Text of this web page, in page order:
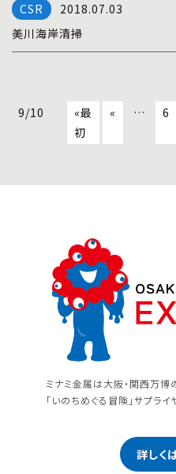
2018.07.03
美川海岸清掃
9/10
«最
初
« … 6
ミナミ金属は大阪・関西万博
「いのちめぐる冒険」サプライ
詳しく